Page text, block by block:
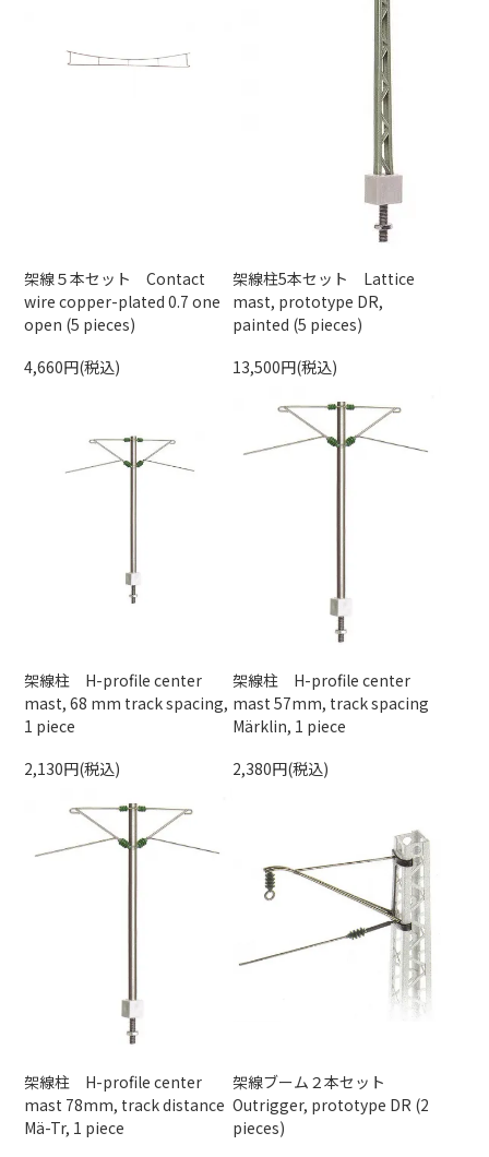
架線５本セット Contact
wire copper-plated 0.7 one
open (5 pieces)
4,660円(税込)
架線柱5本セット Lattice
mast, prototype DR,
painted (5 pieces)
13,500円(税込)
架線柱 H-profile center
mast, 68 mm track spacing,
1 piece
2,130円(税込)
架線柱 H-profile center
mast 57mm, track spacing
Märklin, 1 piece
2,380円(税込)
架線柱 H-profile center
mast 78mm, track distance
Mä-Tr, 1 piece
架線ブーム２本セット
Outrigger, prototype DR (2
pieces)